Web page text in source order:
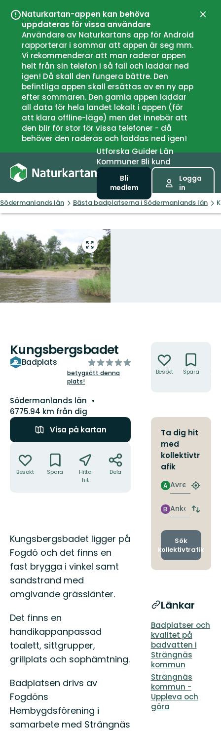
Naturkartan-appen kan behöva
uppdateras för vissa användare
Användare av Naturkartans app för Android
rapporterar i sommar att appen är seg mm.
Vi rekommenderar att man raderar appen
helt från sin telefon i så fall och laddar ned
igen! Då skall den fungera bättre. Den
befintliga appen skall ersättas av en ny app
efter sommaren. Den gamla appen laddar
all data för hela landet lokalt i appen (för
att klara offline-läge) men det innebär att
den blir för stor för vissa telefoner - då
behöver den raderas och laddas ned igen!
UtforskaGuiderLän
Kommuner Bli kund
Bli
medlem
Logga
in
Södermanlands län Bästa badplatserna i Södermanlands län
Gå
till
helskärmsläge
Kungsbergsbadet
Badplats
av
5
betygsätt denna
plats!
Län:
Södermanlands län
6775.94 km från dig
Visa på kartan
Besökt Spara
Hitta
hit
Dela
Beskrivning
Kungsbergsbadet ligger på
Fogdö och det finns en
fast brygga i vinkel samt
sandstrand med
omgivande grässlänter.
Det finns en
handikappanpassad
toalett, sittgrupper,
grillplats och sophämtning.
Badplatsen drivs av
Fogdöns
Hembygdsförening i
samarbete med Strängnäs
Besökt Spara
Ta dig hit
med
kollektivtr
afik
Avresa
A
Hitta
Ankomst
B
Byt
och
Sök
kollektivtrafik
Länkar
Badplatser och
kvalitet på
badvatten i
Strängnäs
kommun
Strängnäs
kommun -
Uppleva och
göra